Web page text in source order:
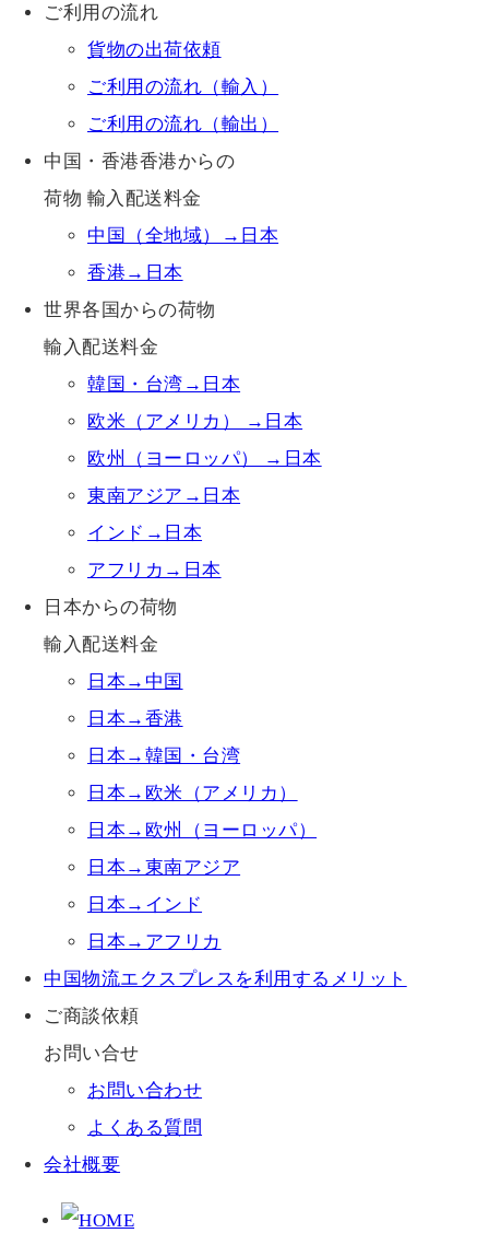
ご利用の流れ
貨物の出荷依頼
ご利用の流れ（輸入）
ご利用の流れ（輸出）
中国・香港香港からの
荷物 輸入配送料金
中国（全地域）→日本
香港→日本
世界各国からの荷物
輸入配送料金
韓国・台湾→日本
欧米（アメリカ） →日本
欧州（ヨーロッパ） →日本
東南アジア→日本
インド→日本
アフリカ→日本
日本からの荷物
輸入配送料金
日本→中国
日本→香港
日本→韓国・台湾
日本→欧米（アメリカ）
日本→欧州（ヨーロッパ）
日本→東南アジア
日本→インド
日本→アフリカ
中国物流エクスプレスを利用するメリット
ご商談依頼
お問い合せ
お問い合わせ
よくある質問
会社概要